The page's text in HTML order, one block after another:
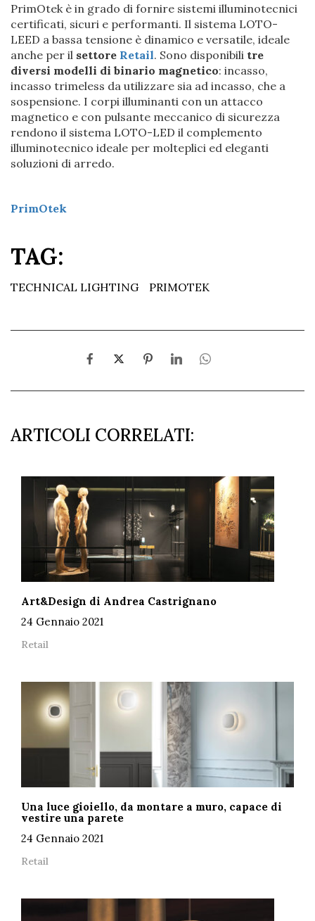
PrimOtek è in grado di fornire sistemi illuminotecnici
certificati, sicuri e performanti. Il sistema LOTO-
LEED a bassa tensione è dinamico e versatile, ideale
anche per il settore Retail. Sono disponibili tre
diversi modelli di binario magnetico: incasso,
incasso trimeless da utilizzare sia ad incasso, che a
sospensione. I corpi illuminanti con un attacco
magnetico e con pulsante meccanico di sicurezza
rendono il sistema LOTO-LED il complemento
illuminotecnico ideale per molteplici ed eleganti
soluzioni di arredo.
PrimOtek
TAG:
TECHNICAL LIGHTING PRIMOTEK
ARTICOLI CORRELATI:
Art&Design di Andrea Castrignano
24 Gennaio 2021
Retail
Una luce gioiello, da montare a muro, capace di
vestire una parete
24 Gennaio 2021
Retail